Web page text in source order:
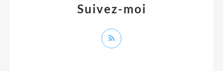
Suivez-moi